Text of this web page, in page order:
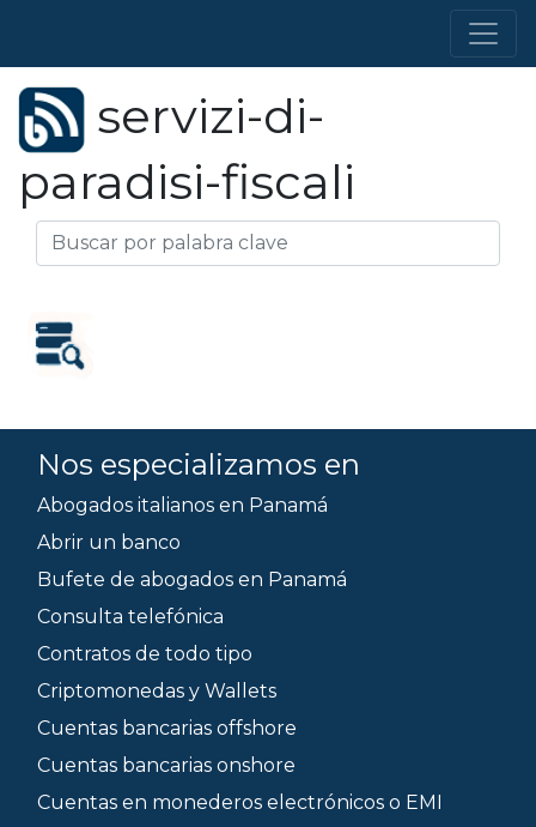
servizi-di-
paradisi-fiscali
Nos especializamos en
Abogados italianos en Panamá
Abrir un banco
Bufete de abogados en Panamá
Consulta telefónica
Contratos de todo tipo
Criptomonedas y Wallets
Cuentas bancarias offshore
Cuentas bancarias onshore
Cuentas en monederos electrónicos o EMI